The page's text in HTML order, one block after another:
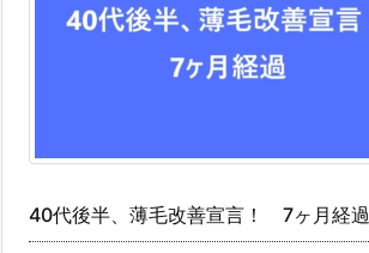
40代後半、薄毛改善宣言！ 7ヶ月経過